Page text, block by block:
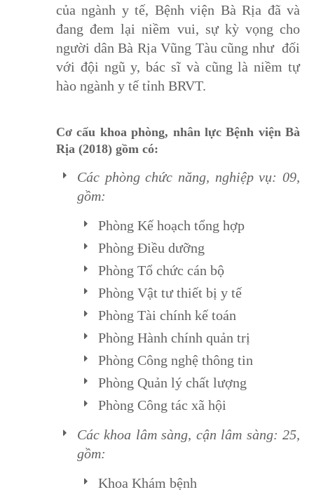
của ngành y tế, Bệnh viện Bà Rịa đã và
đang đem lại niềm vui, sự kỳ vọng cho
người dân Bà Rịa Vũng Tàu cũng như đối
với đội ngũ y, bác sĩ và cũng là niềm tự
hào ngành y tế tỉnh BRVT.
Cơ cấu khoa phòng, nhân lực Bệnh viện Bà
Rịa (2018) gồm có:
Các phòng chức năng, nghiệp vụ: 09,
gồm:
Phòng Kế hoạch tổng hợp
Phòng Điều dưỡng
Phòng Tổ chức cán bộ
Phòng Vật tư thiết bị y tế
Phòng Tài chính kế toán
Phòng Hành chính quản trị
Phòng Công nghệ thông tin
Phòng Quản lý chất lượng
Phòng Công tác xã hội
Các khoa lâm sàng, cận lâm sàng: 25,
gồm:
Khoa Khám bệnh